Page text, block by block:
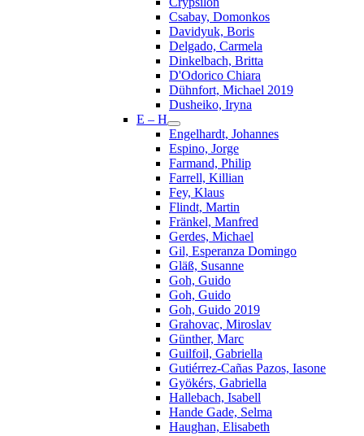
Csabay, Domonkos
Davidyuk, Boris
Delgado, Carmela
Dinkelbach, Britta
D'Odorico Chiara
Dühnfort, Michael 2019
Dusheiko, Iryna
E – H
Engelhardt, Johannes
Espino, Jorge
Farmand, Philip
Farrell, Killian
Fey, Klaus
Flindt, Martin
Fränkel, Manfred
Gerdes, Michael
Gil, Esperanza Domingo
Gläß, Susanne
Goh, Guido
Goh, Guido
Goh, Guido 2019
Grahovac, Miroslav
Günther, Marc
Guilfoil, Gabriella
Gutiérrez-Cañas Pazos, Iasone
Gyökérs, Gabriella
Hallebach, Isabell
Hande Gade, Selma
Haughan, Elisabeth